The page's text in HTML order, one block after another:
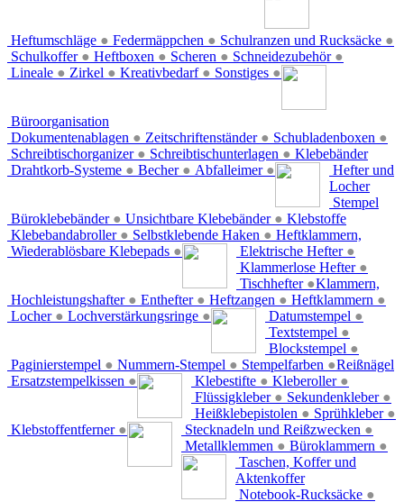
Heftumschläge ● Federmäppchen ● Schulranzen und Rucksäcke ●
Schulkoffer ● Heftboxen ● Scheren ● Schneidezubehör ●
Lineale ● Zirkel ● Kreativbedarf ● Sonstiges ●
Büroorganisation
Dokumentenablagen ● Zeitschriftenständer ● Schubladenboxen ●
Schreibtischorganizer ● Schreibtischunterlagen ●
Drahtkorb-Systeme ● Becher ● Abfalleimer ●
Klebebänder
Büroklebebänder ● Unsichtbare Klebebänder ●
Klebebandabroller ● Selbstklebende Haken ●
Wiederablösbare Klebepads ●
Hefter und
Locher
Elektrische Hefter ●
Klammerlose Hefter ●
Tischhefter ●
Hochleistungshafter ● Enthefter ● Heftzangen ● Heftklammern ●
Locher ● Lochverstärkungsringe ●
Stempel
Datumstempel ●
Textstempel ●
Blockstempel ●
Paginierstempel ● Nummern-Stempel ● Stempelfarben ●
Ersatzstempelkissen ●
Klebstoffe
Klebestifte ● Kleberoller ●
Flüssigkleber ● Sekundenkleber ●
Heißklebepistolen ● Sprühkleber ●
Klebstoffentferner ●
Heftklammern,
Klammern,
Reißnägel
Stecknadeln und Reißzwecken ●
Metallklemmen ● Büroklammern ●
Taschen, Koffer und
Aktenkoffer
Notebook-Rucksäcke ●